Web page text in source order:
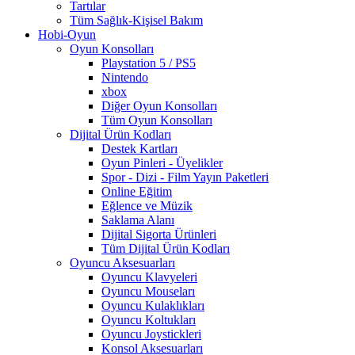
Tartılar
Tüm Sağlık-Kişisel Bakım
Hobi-Oyun
Oyun Konsolları
Playstation 5 / PS5
Nintendo
xbox
Diğer Oyun Konsolları
Tüm Oyun Konsolları
Dijital Ürün Kodları
Destek Kartları
Oyun Pinleri - Üyelikler
Spor - Dizi - Film Yayın Paketleri
Online Eğitim
Eğlence ve Müzik
Saklama Alanı
Dijital Sigorta Ürünleri
Tüm Dijital Ürün Kodları
Oyuncu Aksesuarları
Oyuncu Klavyeleri
Oyuncu Mouseları
Oyuncu Kulaklıkları
Oyuncu Koltukları
Oyuncu Joystickleri
Konsol Aksesuarları